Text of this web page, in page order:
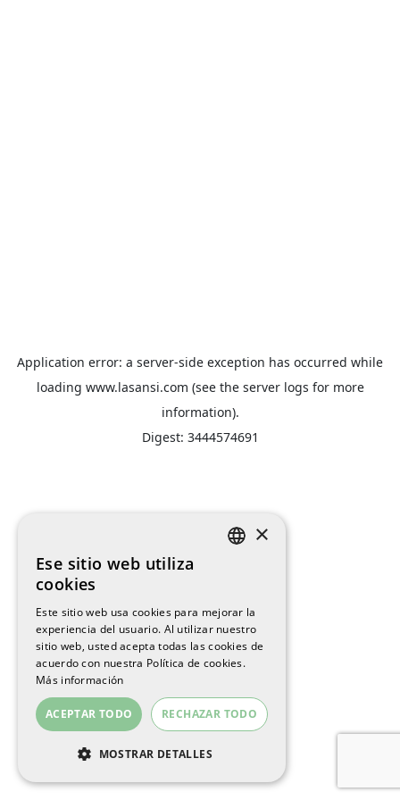
Application error: a server-side exception has occurred while
loading www.lasansi.com (see the server logs for more
information).
Digest: 3444574691
CATALAN
×
Ese sitio web utiliza
cookies
Este sitio web usa cookies para mejorar la
experiencia del usuario. Al utilizar nuestro
sitio web, usted acepta todas las cookies de
acuerdo con nuestra Política de cookies.
Más información
ACEPTAR TODO RECHAZAR TODO
MOSTRAR DETALLES
COOKIES ESTRICTAMENTE